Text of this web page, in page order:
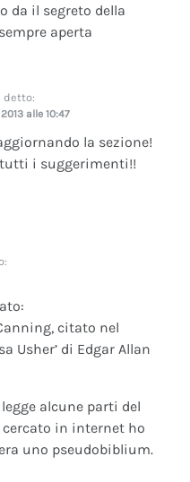
da il segreto della
aperta
detto:
alle 10:47
la sezione!
i suggerimenti!!
citato nel
Usher’ di Edgar Allan
alcune parti del
cercato in internet ho
uno pseudobiblium.